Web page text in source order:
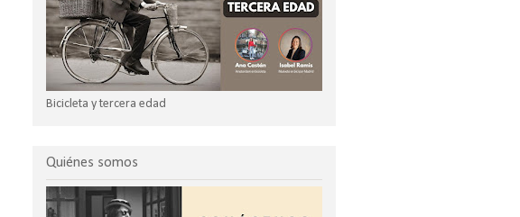
Bicicleta y tercera edad
Quiénes somos